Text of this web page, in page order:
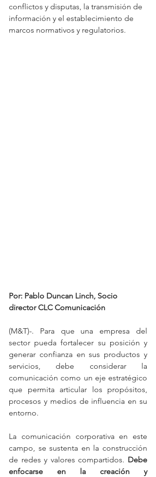
conflictos y disputas, la transmisión de
información y el establecimiento de
marcos normativos y regulatorios.
Por: Pablo Duncan Linch, Socio
director CLC Comunicación
(M&T)-. Para que una empresa del
sector pueda fortalecer su posición y
generar confianza en sus productos y
servicios, debe considerar la
comunicación como un eje estratégico
que permita articular los propósitos,
procesos y medios de influencia en su
entorno.
La comunicación corporativa en este
campo, se sustenta en la construcción
de redes y valores compartidos. Debe
enfocarse en la creación y